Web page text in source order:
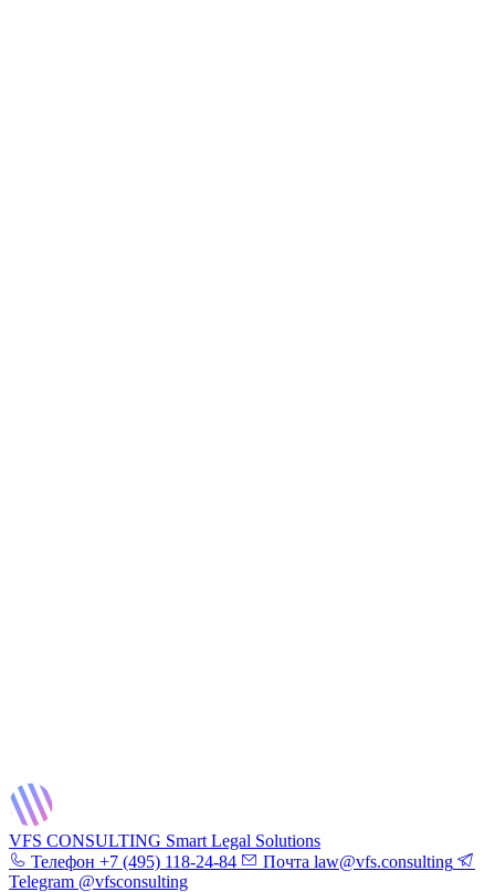
VFS CONSULTING Smart Legal Solutions
Телефон +7 (495) 118-24-84 Почта law@vfs.consulting
Telegram @vfsconsulting